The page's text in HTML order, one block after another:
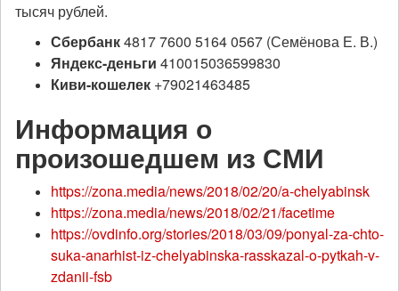
тысяч рублей.
Сбербанк4817 7600 5164 0567 (Семёнова Е. В.)
Яндекс-деньги 410015036599830
Киви-кошелек +79021463485
Информация о
произошедшем из СМИ
https://zona.media/news/2018/02/20/a-chelyabinsk
https://zona.media/news/2018/02/21/facetime
https://ovdinfo.org/stories/2018/03/09/ponyal-za-chto-
suka-anarhist-iz-chelyabinska-rasskazal-o-pytkah-v-
zdanii-fsb